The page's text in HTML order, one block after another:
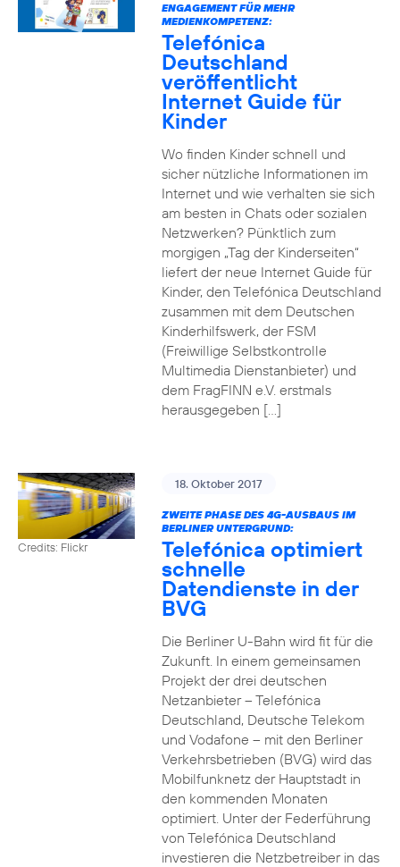
ENGAGEMENT FÜR MEHR
MEDIENKOMPETENZ:
Telefónica
Deutschland
veröffentlicht
Internet Guide für
Kinder
Wo finden Kinder schnell und
sicher nützliche Informationen im
Internet und wie verhalten sie sich
am besten in Chats oder sozialen
Netzwerken? Pünktlich zum
morgigen „Tag der Kinderseiten“
liefert der neue Internet Guide für
Kinder, den Telefónica Deutschland
zusammen mit dem Deutschen
Kinderhilfswerk, der FSM
(Freiwillige Selbstkontrolle
Multimedia Dienstanbieter) und
dem FragFINN e.V. erstmals
herausgegeben […]
Credits: Flickr
18. Oktober 2017
ZWEITE PHASE DES 4G-AUSBAUS IM
BERLINER UNTERGRUND:
Telefónica optimiert
schnelle
Datendienste in der
BVG
Die Berliner U-Bahn wird fit für die
Zukunft. In einem gemeinsamen
Projekt der drei deutschen
Netzanbieter – Telefónica
Deutschland, Deutsche Telekom
und Vodafone – mit den Berliner
Verkehrsbetrieben (BVG) wird das
Mobilfunknetz der Hauptstadt in
den kommenden Monaten
optimiert. Unter der Federführung
von Telefónica Deutschland
investieren die Netzbetreiber in das